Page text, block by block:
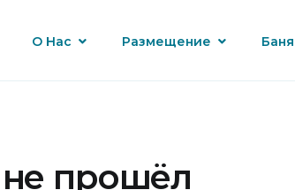
О Нас Размещение Баня
прошёл